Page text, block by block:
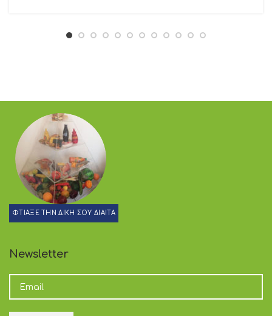
ΦΤΙΑΞΕ ΤΗΝ ΔΙΚΗ ΣΟΥ ΔΙΑΙΤΑ
Newsletter